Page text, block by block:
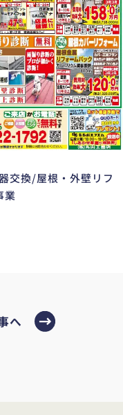
交換/屋根・外壁リフ
業
へ